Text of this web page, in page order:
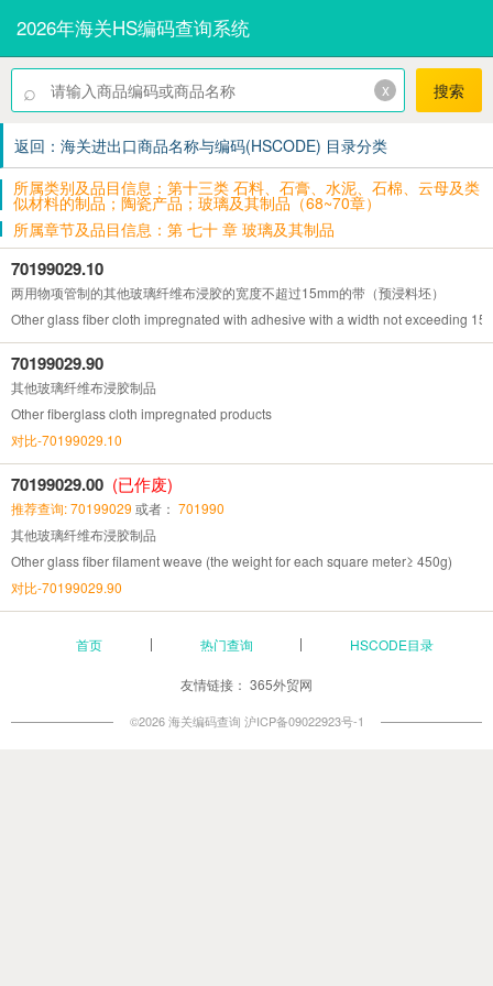
2026年海关HS编码查询系统
⌕ x 搜索
返回：海关进出口商品名称与编码(HSCODE) 目录分类
所属类别及品目信息：第十三类 石料、石膏、水泥、石棉、云母及类
似材料的制品；陶瓷产品；玻璃及其制品（68~70章）
所属章节及品目信息：第 七十 章 玻璃及其制品
70199029.10
两用物项管制的其他玻璃纤维布浸胶的宽度不超过15mm的带（预浸料坯）
Other glass fiber cloth impregnated with adhesive with a width not exceeding
70199029.90
其他玻璃纤维布浸胶制品
Other fiberglass cloth impregnated products
对比-70199029.10
70199029.00 (已作废)
推荐查询: 70199029 或者： 701990
其他玻璃纤维布浸胶制品
Other glass fiber filament weave (the weight for each square meter≥ 450g)
对比-70199029.90
首页 热门查询 HSCODE目录
友情链接： 365外贸网
©2026 海关编码查询 沪ICP备09022923号-1